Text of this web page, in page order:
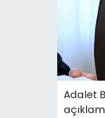
Adalet